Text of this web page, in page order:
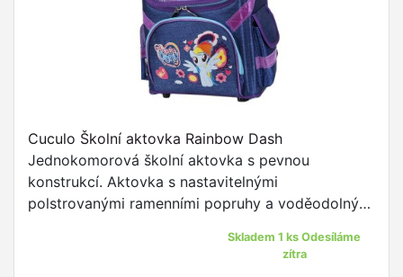
Cuculo Školní aktovka Rainbow Dash
Jednokomorová školní aktovka s pevnou
konstrukcí. Aktovka s nastavitelnými
polstrovanými ramenními popruhy a voděodolným
Skladem 1 ks Odesíláme
zítra